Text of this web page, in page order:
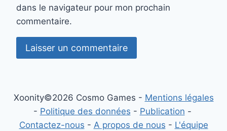
dans le navigateur pour mon prochain
commentaire.
Xoonity©2026 Cosmo Games - Mentions légales
- Politique des données - Publication -
Contactez-nous - A propos de nous - L'équipe